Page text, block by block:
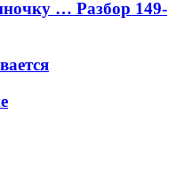
… Разбор 149-